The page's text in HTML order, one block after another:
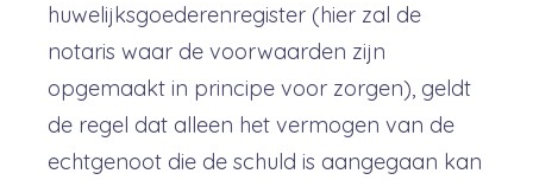
huwelijksgoederenregister (hier zal de
notaris waar de voorwaarden zijn
opgemaakt in principe voor zorgen), geldt
de regel dat alleen het vermogen van de
echtgenoot die de schuld is aangegaan kan